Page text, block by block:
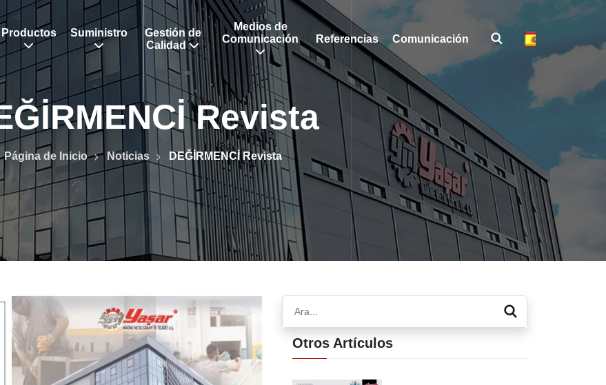
Productos Suministro
Gestión de
Calidad
Medios de
Comunicación
Referencias Comunicación
Revista
Página de Inicio Noticias DEĞİRMENCİ Revista
Otros Artículos